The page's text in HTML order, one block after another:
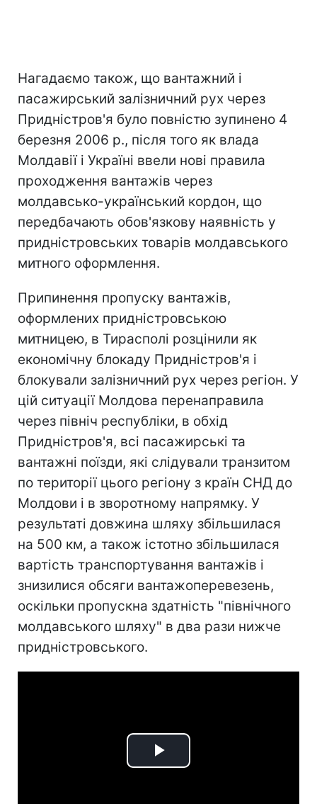
Нагадаємо також, що вантажний і
пасажирський залізничний рух через
Придністров'я було повністю зупинено 4
березня 2006 р., після того як влада
Молдавії і Україні ввели нові правила
проходження вантажів через
молдавсько-український кордон, що
передбачають обов'язкову наявність у
придністровських товарів молдавського
митного оформлення.
Припинення пропуску вантажів,
оформлених придністровською
митницею, в Тирасполі розцінили як
економічну блокаду Придністров'я і
блокували залізничний рух через регіон. У
цій ситуації Молдова перенаправила
через північ республіки, в обхід
Придністров'я, всі пасажирські та
вантажні поїзди, які слідували транзитом
по території цього регіону з країн СНД до
Молдови і в зворотному напрямку. У
результаті довжина шляху збільшилася
на 500 км, а також істотно збільшилася
вартість транспортування вантажів і
знизилися обсяги вантажоперевезень,
оскільки пропускна здатність "північного
молдавського шляху" в два рази нижче
придністровського.
Play